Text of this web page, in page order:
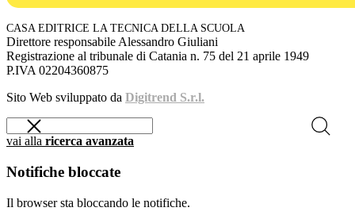
CASA EDITRICE LA TECNICA DELLA SCUOLA
Direttore responsabile Alessandro Giuliani
Registrazione al tribunale di Catania n. 75 del 21 aprile 1949
P.IVA 02204360875
Sito Web sviluppato da Digitrend S.r.l.
vai alla ricerca avanzata
Notifiche bloccate
Il browser sta bloccando le notifiche.